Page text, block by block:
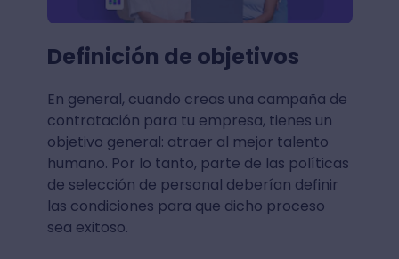
Definición de objetivos
En general, cuando creas una campaña de
contratación para tu empresa, tienes un
objetivo general: atraer al mejor talento
humano. Por lo tanto, parte de las políticas
de selección de personal deberían definir
las condiciones para que dicho proceso
sea exitoso.